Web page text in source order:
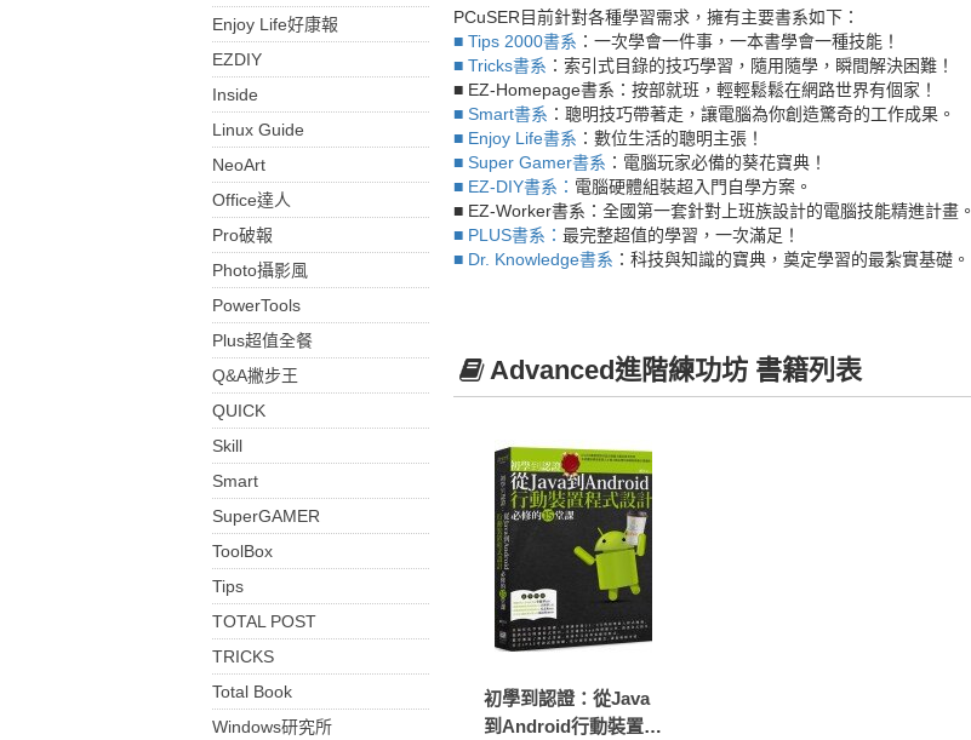
Enjoy Life好康報
EZDIY
Inside
Linux Guide
NeoArt
Office達人
Pro破報
Photo攝影風
PowerTools
Plus超值全餐
Q&A撇步王
QUICK
Skill
Smart
SuperGAMER
ToolBox
Tips
TOTAL POST
TRICKS
Total Book
Windows研究所
PCuSER目前針對各種學習需求，擁有主要書系如下：
■ Tips 2000書系 ：一次學會一件事，一本書學會一種技能！
■ Tricks書系 ：索引式目錄的技巧學習，隨用隨學，瞬間解決困難！
■ EZ-Homepage書系 ：按部就班，輕輕鬆鬆在網路世界有個家！
■ Smart書系 ：聰明技巧帶著走，讓電腦為你創造驚奇的工作成果。
■ Enjoy Life書系 ：數位生活的聰明主張！
■ Super Gamer書系 ：電腦玩家必備的葵花寶典！
■ EZ-DIY書系： 電腦硬體組裝超入門自學方案。
■ EZ-Worker書系 ：全國第一套針對上班族設計的電腦技能精進計畫。
■ PLUS書系： 最完整超值的學習，一次滿足！
■ Dr. Knowledge書系 ：科技與知識的寶典，奠定學習的最紮實基礎。
Advanced進階練功坊 書籍列表
初學到認證：從Java
到Android行動裝置程